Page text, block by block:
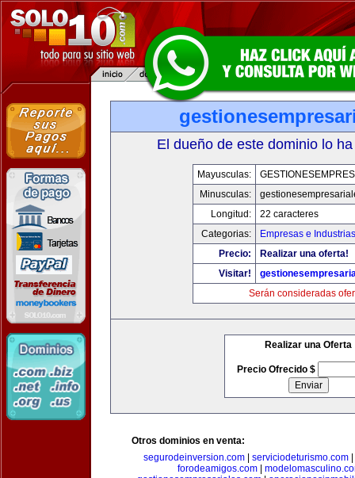
El dueño de este dominio lo
Mayusculas:
Minusculas:
Longitud:
22 caracteres
Categorias:
Empresas e Industrias
Precio:
Realizar una oferta!
Visitar!
Serán consideradas
Realizar una Oferta
Precio Ofrecido $
Otros dominios en venta:
segurodeinversion.com| serviciodeturismo.com|
forodeamigos.com